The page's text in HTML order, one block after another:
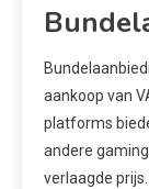
aankoop van
platforms
andere
verlaagde